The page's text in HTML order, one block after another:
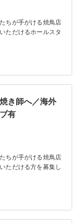
ちが手がける焼鳥店
ただけるホールスタ
き師へ／海外
有
ちが手がける焼鳥店
ただける方を募集し